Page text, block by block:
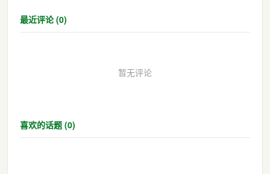
最近评论 (0)
暂无评论
喜欢的话题 (0)